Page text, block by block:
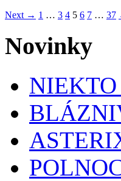
Next → 1 … 3 4 5 6 7 … 37
Novinky